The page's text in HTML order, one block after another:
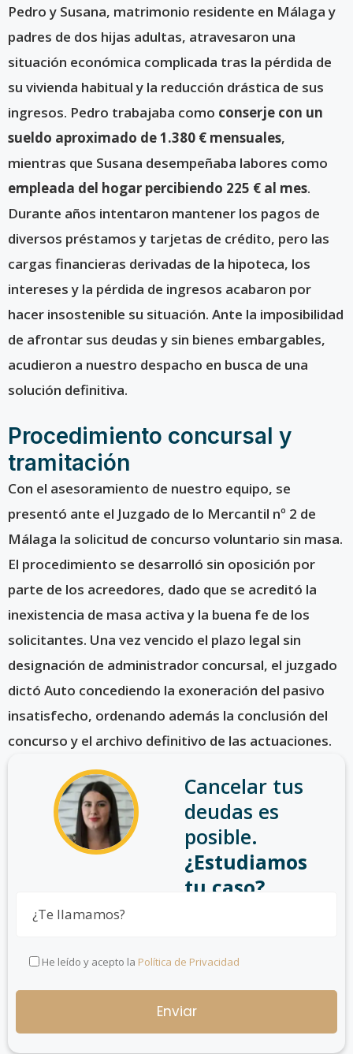
Pedro y Susana, matrimonio residente en Málaga y
padres de dos hijas adultas, atravesaron una
situación económica complicada tras la pérdida de
su vivienda habitual y la reducción drástica de sus
ingresos. Pedro trabajaba como conserje con un
sueldo aproximado de 1.380 € mensuales,
mientras que Susana desempeñaba labores como
empleada del hogar percibiendo 225 € al mes.
Durante años intentaron mantener los pagos de
diversos préstamos y tarjetas de crédito, pero las
cargas financieras derivadas de la hipoteca, los
intereses y la pérdida de ingresos acabaron por
hacer insostenible su situación. Ante la imposibilidad
de afrontar sus deudas y sin bienes embargables,
acudieron a nuestro despacho en busca de una
solución definitiva.
Procedimiento concursal y
tramitación
Con el asesoramiento de nuestro equipo, se
presentó ante el Juzgado de lo Mercantil nº 2 de
Málaga la solicitud de concurso voluntario sin masa.
El procedimiento se desarrolló sin oposición por
parte de los acreedores, dado que se acreditó la
inexistencia de masa activa y la buena fe de los
solicitantes. Una vez vencido el plazo legal sin
designación de administrador concursal, el juzgado
dictó Auto concediendo la exoneración del pasivo
insatisfecho, ordenando además la conclusión del
concurso y el archivo definitivo de las actuaciones.
Cancelar tus
deudas es
posible.
¿Estudiamos
tu caso?
He leído y acepto la Política de Privacidad